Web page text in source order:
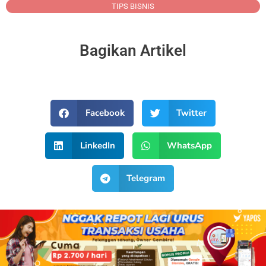
TIPS BISNIS
Bagikan Artikel
Facebook Twitter
LinkedIn WhatsApp
Telegram